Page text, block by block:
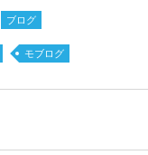
ブログ
モブログ